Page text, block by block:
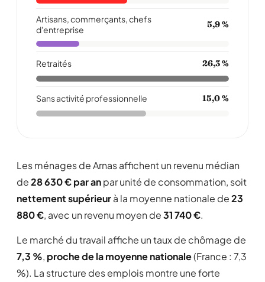
Artisans, commerçants, chefs
d'entreprise
5,9 %
Retraités 26,3 %
Sans activité professionnelle 15,0 %
Les ménages de Arnas affichent un revenu médian
de28 630 € par anpar unité de consommation, soit
nettement supérieurà la moyenne nationale de23
880 €, avec un revenu moyen de31 740 €.
Le marché du travail affiche un taux de chômage de
7,3 %, proche de la moyenne nationale(France : 7,3
%). La structure des emplois montre une forte